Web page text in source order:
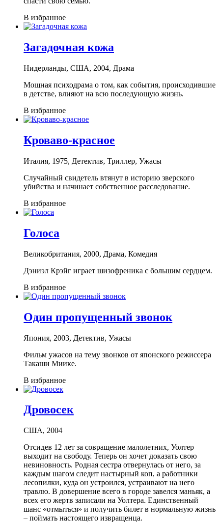
В избранное
Загадочная кожа
Нидерланды, США, 2004, Драма
Мощная психодрама о том, как события, происходившие
в детстве, влияют на всю последующую жизнь.
В избранное
Кроваво-красное
Италия, 1975, Детектив, Триллер, Ужасы
Случайный свидетель втянут в историю зверского
убийства и начинает собственное расследование.
В избранное
Голоса
Великобритания, 2000, Драма, Комедия
Дэниэл Крэйг играет шизофреника с большим сердцем.
В избранное
Один пропущенный звонок
Япония, 2003, Детектив, Ужасы
Фильм ужасов на тему звонков от японского режиссера
Такаши Миике.
В избранное
Дровосек
США, 2004
Отсидев 12 лет за совращение малолетних, Уолтер
выходит на свободу. Теперь он хочет доказать свою
невиновность. Родная сестра отвернулась от него, за
каждым шагом следит настырный коп, а работники
лесопилки, куда он устроился, устраивают на него
травлю. В довершение всего в городе завелся маньяк, а
всех его жертв записали на Уолтера. Единственный
шанс «отмыться» и получить билет в нормальную жизнь
– поймать настоящего извращенца.